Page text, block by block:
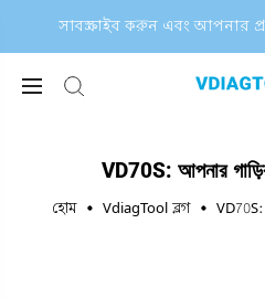
সাবস্ক্রাইব করুন এবং আপনার
VD70S: আপনার গাড়ির
হোম VdiagTool ব্লগ VD70S: